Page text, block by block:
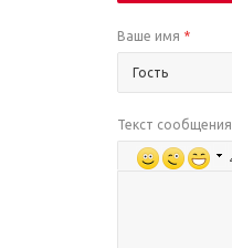
Ваше имя *
Текст сообщения